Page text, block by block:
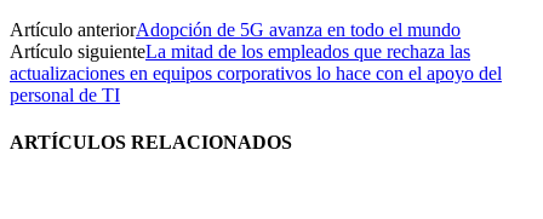
Artículo anteriorAdopción de 5G avanza en todo el mundo
Artículo siguienteLa mitad de los empleados que rechaza las
actualizaciones en equipos corporativos lo hace con el apoyo del
personal de TI
ARTÍCULOS RELACIONADOS